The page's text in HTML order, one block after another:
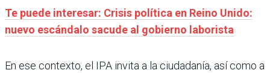
Te puede interesar: Crisis política en Reino Unido:
nuevo escándalo sacude al gobierno laborista
En ese contexto, el IPA invita a la ciudadanía, así como a